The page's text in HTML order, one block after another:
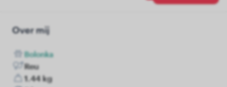
Over mij
Bolonka
Reu
1.44 kg